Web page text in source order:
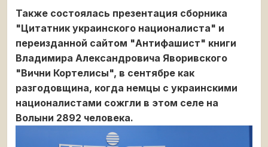
Также состоялась презентация сборника
"Цитатник украинского националиста" и
переизданной сайтом "Антифашист" книги
Владимира Александровича Яворивского
"Вични Кортелисы", в сентябре как
разгодовщина, когда немцы с украинскими
националистами сожгли в этом селе на
Волыни 2892 человека.